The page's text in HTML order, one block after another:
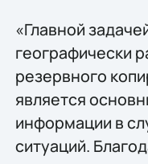
«Главной
географически
резервного
является
информации в
ситуаций.